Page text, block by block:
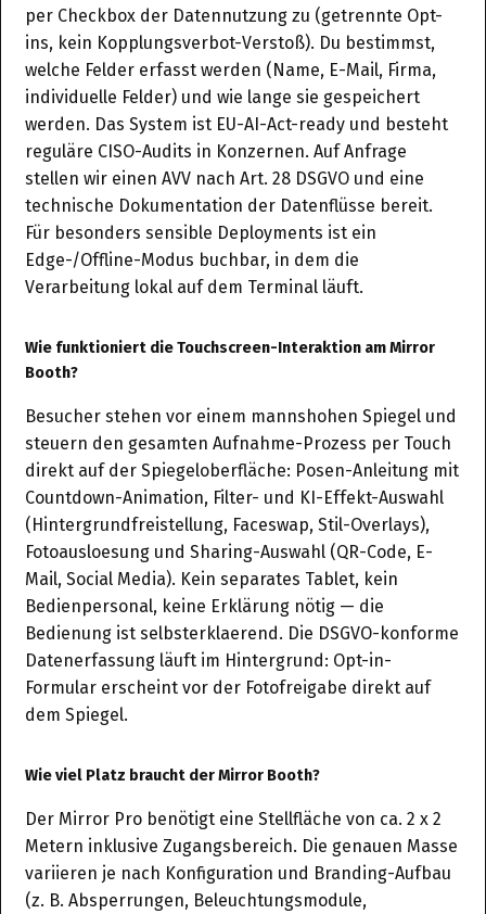
per Checkbox der Datennutzung zu (getrennte Opt-
ins, kein Kopplungsverbot-Verstoß). Du bestimmst,
welche Felder erfasst werden (Name, E-Mail, Firma,
individuelle Felder) und wie lange sie gespeichert
werden. Das System ist EU-AI-Act-ready und besteht
reguläre CISO-Audits in Konzernen. Auf Anfrage
stellen wir einen AVV nach Art. 28 DSGVO und eine
technische Dokumentation der Datenflüsse bereit.
Für besonders sensible Deployments ist ein
Edge-/Offline-Modus buchbar, in dem die
Verarbeitung lokal auf dem Terminal läuft.
Wie funktioniert die Touchscreen-Interaktion am Mirror
Booth?
Besucher stehen vor einem mannshohen Spiegel und
steuern den gesamten Aufnahme-Prozess per Touch
direkt auf der Spiegeloberfläche: Posen-Anleitung mit
Countdown-Animation, Filter- und KI-Effekt-Auswahl
(Hintergrundfreistellung, Faceswap, Stil-Overlays),
Fotoausloesung und Sharing-Auswahl (QR-Code, E-
Mail, Social Media). Kein separates Tablet, kein
Bedienpersonal, keine Erklärung nötig — die
Bedienung ist selbsterklaerend. Die DSGVO-konforme
Datenerfassung läuft im Hintergrund: Opt-in-
Formular erscheint vor der Fotofreigabe direkt auf
dem Spiegel.
Wie viel Platz braucht der Mirror Booth?
Der Mirror Pro benötigt eine Stellfläche von ca. 2 x 2
Metern inklusive Zugangsbereich. Die genauen Masse
variieren je nach Konfiguration und Branding-Aufbau
(z. B. Absperrungen, Beleuchtungsmodule,